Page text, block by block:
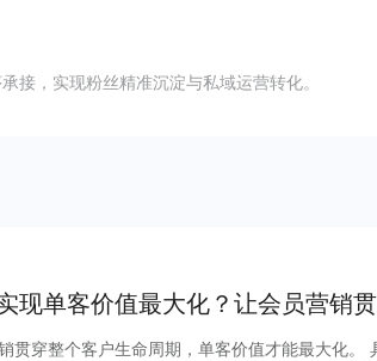
接，实现粉丝精准沉淀与私域运营转化。
现单客价值最大化？让会员营销
贯穿整个客户生命周期，单客价值才能最大化。